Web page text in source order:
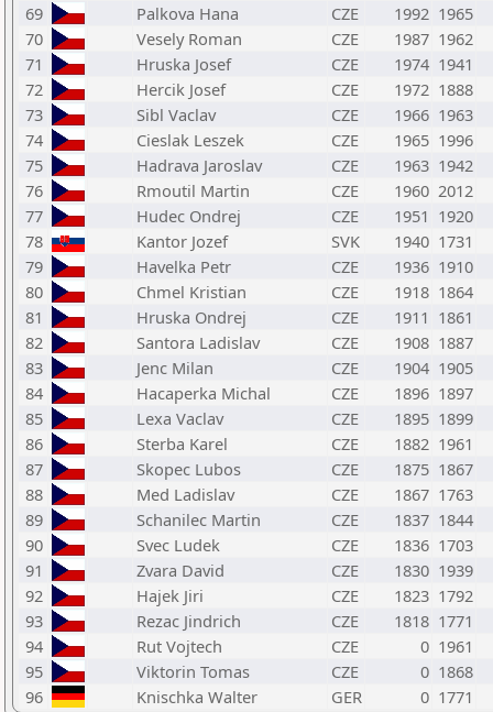
69
Palkova Hana CZE 1992 1965
70
Vesely Roman CZE 1987 1962
71
Hruska Josef CZE 1974 1941
72
Hercik Josef CZE 1972 1888
73
Sibl Vaclav CZE 1966 1963
74
Cieslak Leszek CZE 1965 1996
75
Hadrava Jaroslav CZE 1963 1942
76
Rmoutil Martin CZE 1960 2012
77
Hudec Ondrej CZE 1951 1920
78
Kantor Jozef SVK 1940 1731
79
Havelka Petr CZE 1936 1910
80
Chmel Kristian CZE 1918 1864
81
Hruska Ondrej CZE 1911 1861
82
Santora Ladislav CZE 1908 1887
83
Jenc Milan CZE 1904 1905
84
Hacaperka Michal CZE 1896 1897
85
Lexa Vaclav CZE 1895 1899
86
Sterba Karel CZE 1882 1961
87
Skopec Lubos CZE 1875 1867
88
Med Ladislav CZE 1867 1763
89
Schanilec Martin CZE 1837 1844
90
Svec Ludek CZE 1836 1703
91
Zvara David CZE 1830 1939
92
Hajek Jiri CZE 1823 1792
93
Rezac Jindrich CZE 1818 1771
94
Rut Vojtech CZE 0 1961
95
Viktorin Tomas CZE 0 1868
96
Knischka Walter GER 0 1771